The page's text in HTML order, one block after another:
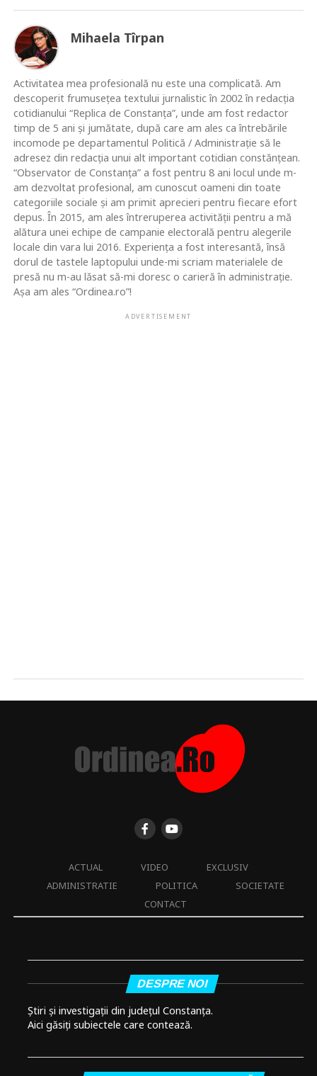
Mihaela Tîrpan
Activitatea mea profesională nu este una complicată. Am
descoperit frumusețea textului jurnalistic în 2002 în redacția
cotidianului “Replica de Constanța”, unde am fost redactor
timp de 5 ani și jumătate, după care am ales ca întrebările
incomode pe departamentul Politică / Administrație să le
adresez din redacția unui alt important cotidian constănțean.
“Observator de Constanța” a fost pentru 8 ani locul unde m-
am dezvoltat profesional, am cunoscut oameni din toate
categoriile sociale și am primit aprecieri pentru fiecare efort
depus. În 2015, am ales întreruperea activității pentru a mă
alătura unei echipe de campanie electorală pentru alegerile
locale din vara lui 2016. Experiența a fost interesantă, însă
dorul de tastele laptopului unde-mi scriam materialele de
presă nu m-au lăsat să-mi doresc o carieră în administrație.
Așa am ales “Ordinea.ro”!
ADVERTISEMENT
ACTUAL VIDEO
EXCLUSIV
ADMINISTRATIE
POLITICA
SOCIETATE
CONTACT
DESPRE NOI
Știri și investigații din județul Constanța.
Aici găsiți subiectele care contează.